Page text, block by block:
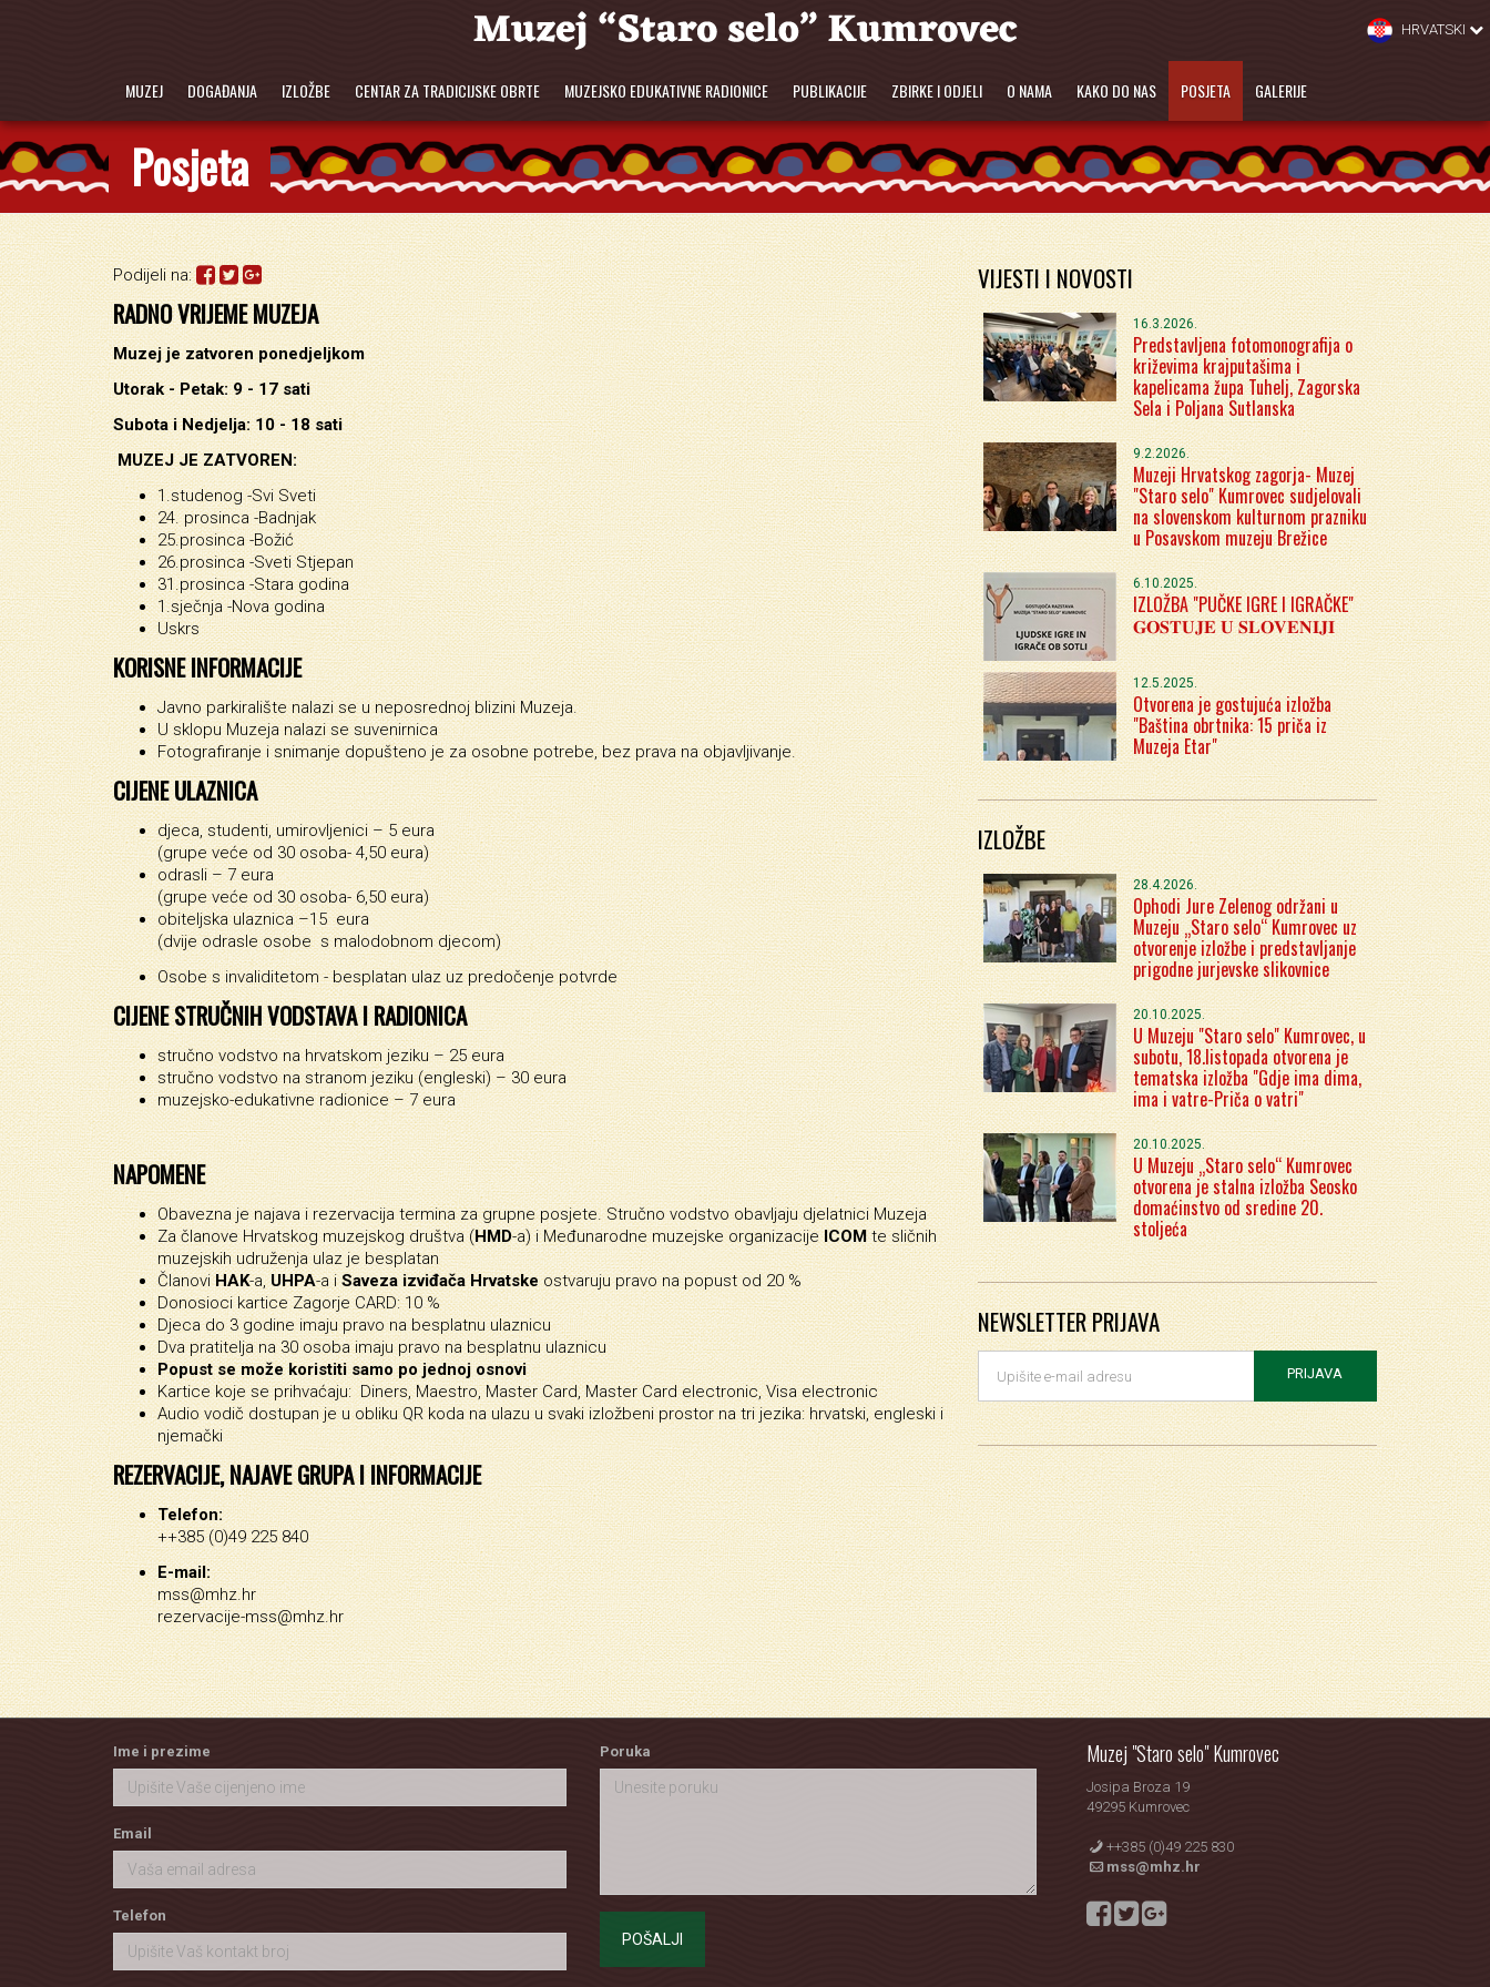
MUZEJ DOGAĐANJA IZLOŽBE CENTAR ZA TRADICIJSKE OBRTE MUZEJSKO EDUKATIVNE RADIONICE PUBLIKACIJE ZBIRKE I ODJELI O NAMA KAKO DO NAS POSJETA GALERIJE
HRVATSKI
Posjeta
Podijeli na:
RADNO VRIJEME MUZEJA
Muzej je zatvoren ponedjeljkom
Utorak - Petak: 9 - 17 sati
Subota i Nedjelja: 10 - 18 sati
MUZEJ JE ZATVOREN:
1.studenog -Svi Sveti
24. prosinca -Badnjak
25.prosinca -Božić
26.prosinca -Sveti Stjepan
31.prosinca -Stara godina
1.sječnja -Nova godina
Uskrs
KORISNE INFORMACIJE
Javno parkiralište nalazi se u neposrednoj blizini Muzeja.
U sklopu Muzeja nalazi se suvenirnica
Fotografiranje i snimanje dopušteno je za osobne potrebe, bez prava na objavljivanje.
CIJENE ULAZNICA
djeca, studenti, umirovljenici – 5 eura
(grupe veće od 30 osoba- 4,50 eura)
odrasli – 7 eura
(grupe veće od 30 osoba- 6,50 eura)
obiteljska ulaznica –15 eura
(dvije odrasle osobe s malodobnom djecom)
Osobe s invaliditetom - besplatan ulaz uz predočenje potvrde
CIJENE STRUČNIH VODSTAVA I RADIONICA
stručno vodstvo na hrvatskom jeziku – 25 eura
stručno vodstvo na stranom jeziku (engleski) – 30 eura
muzejsko-edukativne radionice – 7 eura
NAPOMENE
Obavezna je najava i rezervacija termina za grupne posjete. Stručno vodstvo obavljaju djelatnici Muzeja
Za članove Hrvatskog muzejskog društva (HMD-a) i Međunarodne muzejske organizacijeICOMte sličnih
muzejskih udruženja ulaz je besplatan
ČlanoviHAK-a,UHPA-a iSaveza izviđača Hrvatskeostvaruju pravo na popust od 20 %
Donosioci kartice Zagorje CARD: 10 %
Djeca do 3 godine imaju pravo na besplatnu ulaznicu
Dva pratitelja na 30 osoba imaju pravo na besplatnu ulaznicu
Popust se može koristiti samo po jednoj osnovi
Kartice koje se prihvaćaju: Diners, Maestro, Master Card, Master Card electronic, Visa electronic
Audio vodič dostupan je u obliku QR koda na ulazu u svaki izložbeni prostor na tri jezika: hrvatski, engleski i
njemački
REZERVACIJE, NAJAVE GRUPA I INFORMACIJE
Telefon:
++385 (0)49 225 840
E-mail:
mss@mhz.hr
rezervacije-mss@mhz.hr
VIJESTI I NOVOSTI
16.3.2026.
Predstavljena fotomonografija o
križevima krajputašima i
kapelicama župa Tuhelj, Zagorska
Sela i Poljana Sutlanska
9.2.2026.
Muzeji Hrvatskog zagorja- Muzej
"Staro selo" Kumrovec sudjelovali
na slovenskom kulturnom prazniku
u Posavskom muzeju Brežice
6.10.2025.
IZLOŽBA "PUČKE IGRE I IGRAČKE"
𝐆𝐎𝐒𝐓𝐔𝐉𝐄 𝐔 𝐒𝐋𝐎𝐕𝐄𝐍𝐈𝐉𝐈
12.5.2025.
Otvorena je gostujuća izložba
"Baština obrtnika: 15 priča iz
Muzeja Etar"
IZLOŽBE
28.4.2026.
Ophodi Jure Zelenog održani u
Muzeju „Staro selo“ Kumrovec uz
otvorenje izložbe i predstavljanje
prigodne jurjevske slikovnice
20.10.2025.
U Muzeju "Staro selo" Kumrovec, u
subotu, 18.listopada otvorena je
tematska izložba "Gdje ima dima,
ima i vatre-Priča o vatri"
20.10.2025.
U Muzeju „Staro selo“ Kumrovec
otvorena je stalna izložba Seosko
domaćinstvo od sredine 20.
stoljeća
NEWSLETTER PRIJAVA
PRIJAVA
Ime i prezime
Email
Telefon
Poruka
POŠALJI
Muzej "Staro selo" Kumrovec
Josipa Broza 19
49295 Kumrovec
++385 (0)49 225 830
mss@mhz.hr